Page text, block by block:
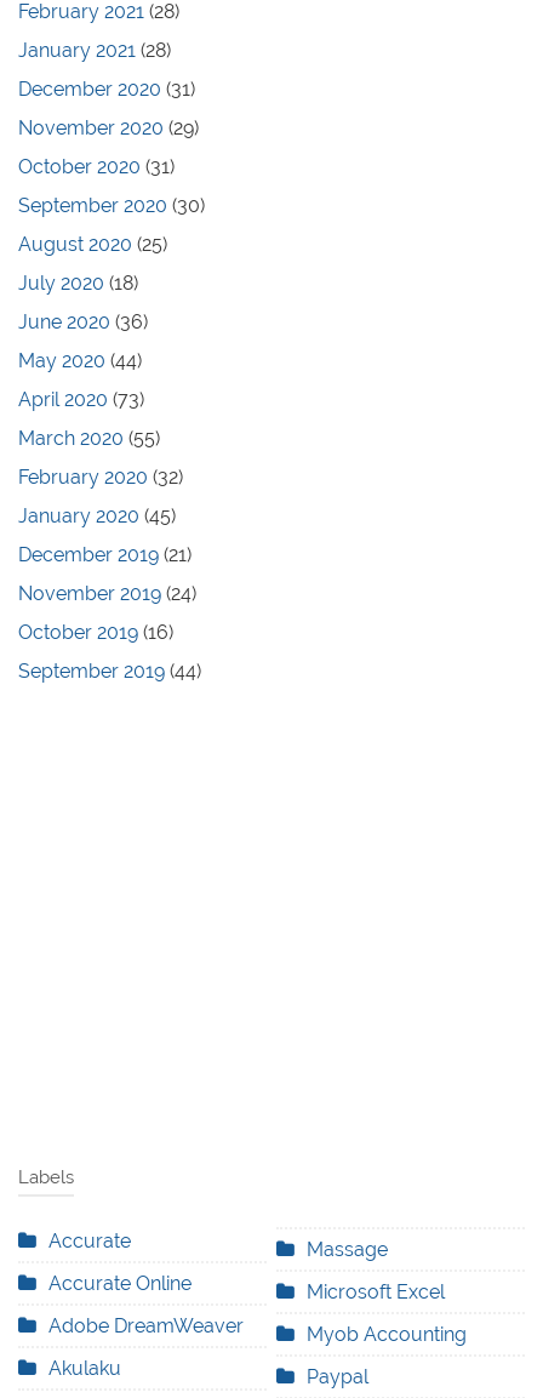
February 2021 (28)
January 2021 (28)
December 2020 (31)
November 2020 (29)
October 2020 (31)
September 2020 (30)
August 2020 (25)
July 2020 (18)
June 2020 (36)
May 2020 (44)
April 2020 (73)
March 2020 (55)
February 2020 (32)
January 2020 (45)
December 2019 (21)
November 2019 (24)
October 2019 (16)
September 2019 (44)
Labels
Accurate
Accurate Online
Adobe DreamWeaver
Akulaku
Massage
Microsoft Excel
Myob Accounting
Paypal